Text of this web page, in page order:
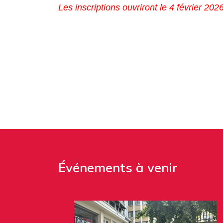
Les inscriptions ouvriront le 4 février
Événements à venir